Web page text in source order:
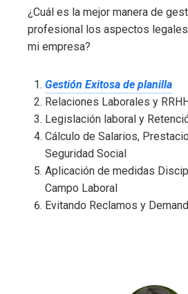
¿Cuál es la mejor manera de
profesional los aspectos
mi empresa?
Gestión Exitosa de planilla
Relaciones Laborales y
Legislación laboral y
Cálculo de Salarios,
Seguridad Social
Aplicación de medidas
Campo Laboral
Evitando Reclamos y